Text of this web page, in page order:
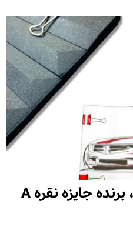
ستار سعادتمند بحری، برنده جایزه نقره A